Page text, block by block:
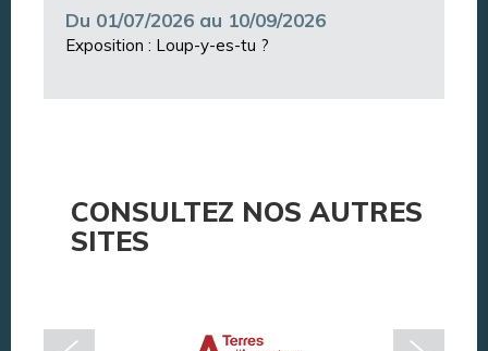
Du 01/07/2026 au 10/09/2026
Exposition : Loup-y-es-tu ?
CONSULTEZ NOS AUTRES
SITES